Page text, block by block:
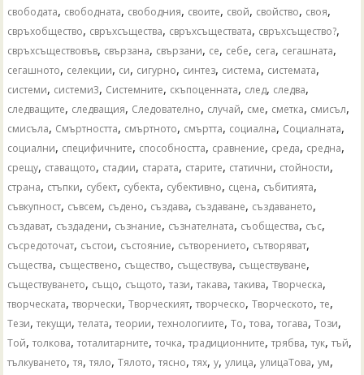
свободата, свободната, свободния, своите, свой, свойство, своя,
свръхобщество, свръхсъщества, свръхсъществата, свръхсъщество?,
свръхсъществовъв, свързана, свързани, се, себе, сега, сегашната,
сегашното, селекции, си, сигурно, синтез, система, системата,
системи, системи3, Системните, скъпоценната, след, следва,
следващите, следващия, Следователно, случай, сме, сметка, смисъл,
смисъла, Смъртността, смъртното, смъртта, социална, Социалната,
социални, специфичните, способността, сравнение, среда, средна,
срещу, ставащото, стадии, старата, старите, статични, стойности,
страна, стъпки, субект, субекта, субективно, сцена, събитията,
съвкупност, съвсем, съдено, създава, създаване, създаването,
създават, създадени, съзнание, съзнателната, съобщества, със,
съсредоточат, състои, състояние, сътворението, сътворяват,
същества, съществено, същество, съществува, съществуване,
съществуването, също, същото,тази,такава,такива,Творческа,
творческата,творчески,Творческият,творческо,Творческото,те,
Тези,текущи,телата,теории,технологиите,То,това,тогава,Този,
Той,толкова,тоталитарните,точка,традиционните,трябва,тук,тъй,
тълкуването,тя,тяло,Тялото,тясно,тях,у,улица,улицаТова,ум,